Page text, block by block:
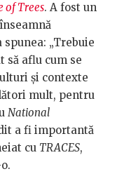
of Trees. A fost un
„Trebuie
să aflu cum se
și contexte
mult, pentru
National
a fi importantă
cu TRACES,